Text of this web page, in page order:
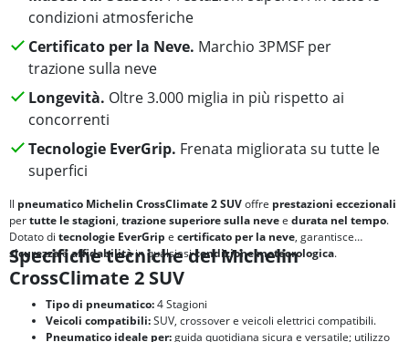
condizioni atmosferiche
Certificato per la Neve. Marchio 3PMSF per
trazione sulla neve
Longevità. Oltre 3.000 miglia in più rispetto ai
concorrenti
Tecnologie EverGrip. Frenata migliorata su tutte le
superfici
Il pneumatico Michelin CrossClimate 2 SUVoffre prestazioni eccezionali
pertutte le stagioni, trazione superiore sulla nevee durata nel tempo.
Dotato di tecnologie EverGrip e certificato per la neve, garantisce
sicurezzaeaffidabilitàin qualsiasicondizione meteorologica.
Specifiche tecniche del Michelin
CrossClimate 2 SUV
Tipo di pneumatico:4 Stagioni
Veicoli compatibili:SUV, crossover e veicoli elettrici compatibili.
Pneumatico ideale per:guida quotidiana sicura e versatile; utilizzo